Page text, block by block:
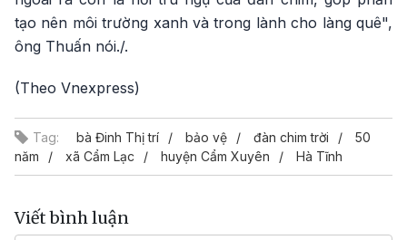
tạo nên môi trường xanh và trong lành cho làng quê",
ông Thuấn nói./.
(Theo Vnexpress)
Tag: bà Đinh Thị trí bảo vệ đàn chim trời
50
năm
xã Cẩm Lạc huyện Cẩm Xuyên Hà Tĩnh
Viết bình luận